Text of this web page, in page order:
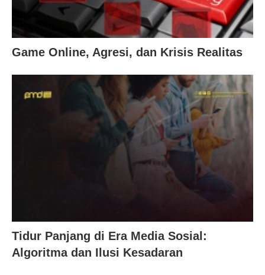
Game Online, Agresi, dan Krisis Realitas
Tidur Panjang di Era Media Sosial:
Algoritma dan Ilusi Kesadaran